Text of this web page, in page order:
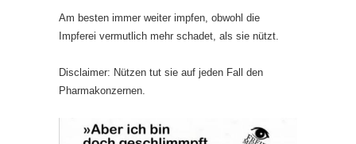
Am besten immer weiter impfen, obwohl die
Impferei vermutlich mehr schadet, als sie nützt.
Disclaimer: Nützen tut sie auf jeden Fall den
Pharmakonzernen.